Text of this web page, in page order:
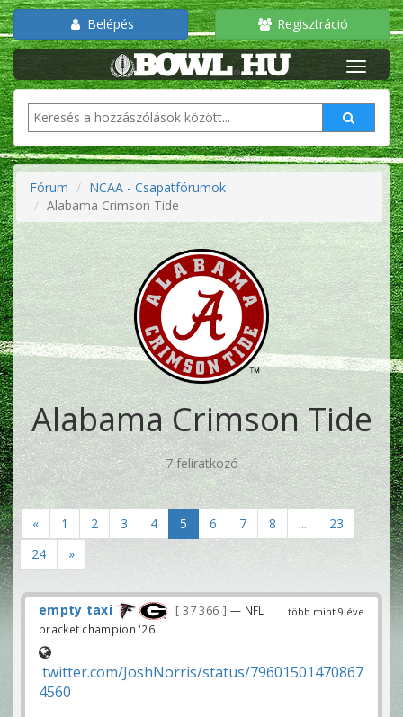
Belépés Regisztráció
Fórum
NCAA - Csapatfórumok
Alabama Crimson Tide
Alabama Crimson Tide
7 feliratkozó
« 1 2 3 4 5 6 7 8 ...
23
24
»
több mint 9 éve
empty taxi 37 366
— NFL
bracket champion '26
twitter.com/JoshNorris/status/79601501470867
4560